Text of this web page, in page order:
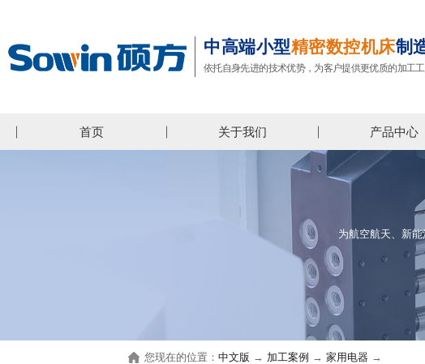
中高端小型精密数控机床制
依托自身先进的技术优势，为客户提供更优质的加工
首页 关于我们 产品中心
为航空航天、新
您现在的位置：中文版 → 加工案例 →家用电器 →